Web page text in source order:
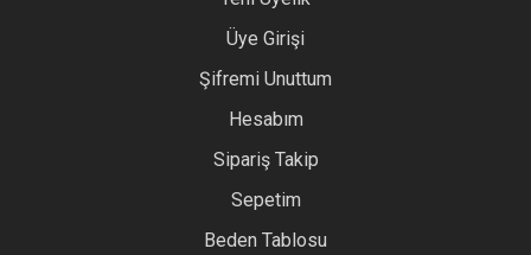
Üye Girişi
Şifremi Unuttum
Hesabım
Sipariş Takip
Sepetim
Beden Tablosu